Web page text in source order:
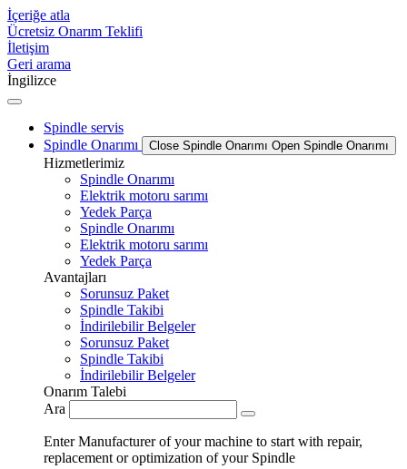
İçeriğe atla
Ücretsiz Onarım Teklifi
İletişim
Geri arama
İngilizce
Spindle servis
Spindle Onarımı
Close Spindle Onarımı Open Spindle Onarımı
Hizmetlerimiz
Spindle Onarımı
Elektrik motoru sarımı
Yedek Parça
Spindle Onarımı
Elektrik motoru sarımı
Yedek Parça
Avantajları
Sorunsuz Paket
Spindle Takibi
İndirilebilir Belgeler
Sorunsuz Paket
Spindle Takibi
İndirilebilir Belgeler
Onarım Talebi
Ara
Enter Manufacturer of your machine to start with repair,
replacement or optimization of your Spindle